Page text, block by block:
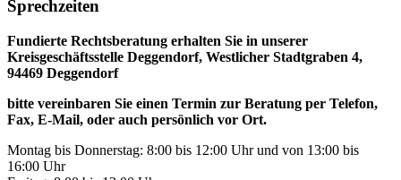
Sprechzeiten
Fundierte Rechtsberatung erhalten Sie in unserer
Kreisgeschäftsstelle Deggendorf, Westlicher Stadtgraben 4,
94469 Deggendorf
bitte vereinbaren Sie einen Termin zur Beratung per Telefon,
Fax, E-Mail, oder auch persönlich vor Ort.
Montag bis Donnerstag: 8:00 bis 12:00 Uhr und von 13:00 bis
16:00 Uhr